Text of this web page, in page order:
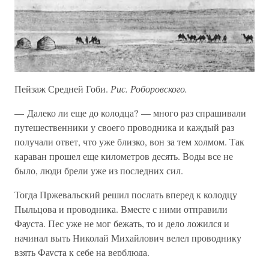
Пейзаж Средней Гоби. Рис. Роборовского.
— Далеко ли еще до колодца? — много раз спрашивали
путешественники у своего проводника и каждый раз
получали ответ, что уже близко, вон за тем холмом. Так
караван прошел еще километров десять. Воды все не
было, люди брели уже из последних сил.
Тогда Пржевальский решил послать вперед к колодцу
Пыльцова и проводника. Вместе с ними отправили
Фауста. Пес уже не мог бежать, то и дело ложился и
начинал выть Николай Михайлович велел проводнику
взять Фауста к себе на верблюда.